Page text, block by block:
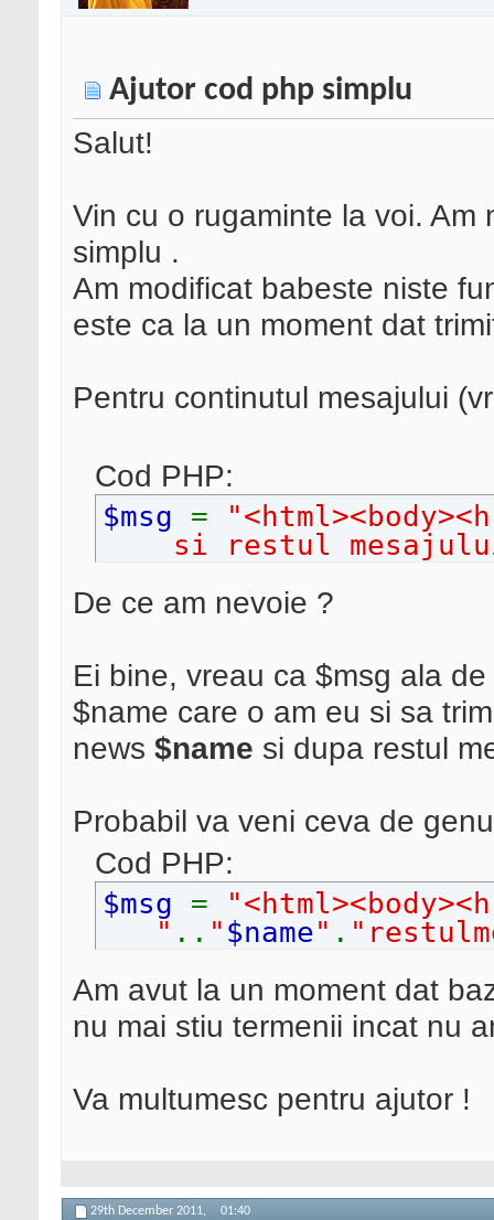
Ajutor cod php simplu
Salut!
Vin cu o rugaminte la voi.
simplu .
Am modificat babeste niste
este ca la un moment dat
Pentru continutul mesajului
Cod PHP:
$msg =
si restul
De ce am nevoie ?
Ei bine, vreau ca $msg ala
$name care o am eu si sa
news $name si dupa restul
Probabil va veni ceva de
Cod PHP:
$msg =
" .. " $name" .
Am avut la un moment dat
nu mai stiu termenii incat nu
Va multumesc pentru ajutor !
29th December 2011, 01:40